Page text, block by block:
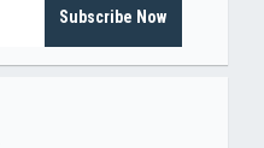
Subscribe Now